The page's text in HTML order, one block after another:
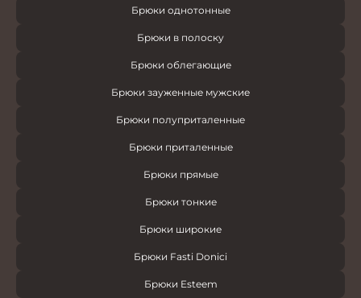
Брюки однотонные
Брюки в полоску
Брюки облегающие
Брюки зауженные мужские
Брюки полуприталенные
Брюки приталенные
Брюки прямые
Брюки тонкие
Брюки широкие
Брюки Fasti Donici
Брюки Esteem